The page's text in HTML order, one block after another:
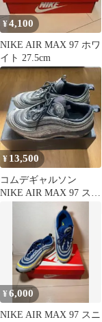
¥4,100
NIKE AIR MAX 97 ホワ
イト 27.5cm
¥ 13,500
コムデギャルソン
NIKE AIR MAX 97 スニ
¥6,000
NIKE AIR MAX 97 スニ